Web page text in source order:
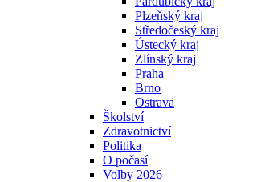
Plzeňský kraj
Středočeský kraj
Ústecký kraj
Zlínský kraj
Praha
Brno
Ostrava
Školství
Zdravotnictví
Politika
O počasí
Volby 2026